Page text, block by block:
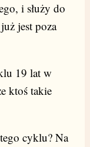
i służy do
jest poza
19 lat w
ktoś takie
cyklu? Na